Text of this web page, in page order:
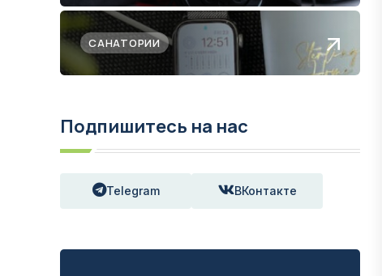
САНАТОРИИ
Подпишитесь на нас
Telegram ВКонтакте